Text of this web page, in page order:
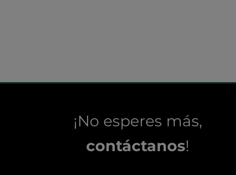
¡No esperes más,
contáctanos!